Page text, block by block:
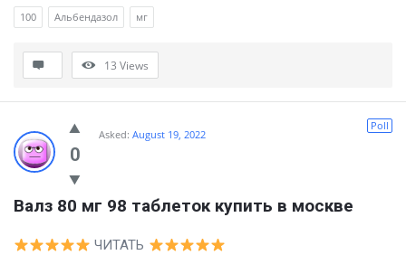
100 Альбендазол мг
13 Views
0
Poll
Asked: August 19, 2022
Валз 80 мг 98 таблеток купить в москве
ЧИТАТЬ